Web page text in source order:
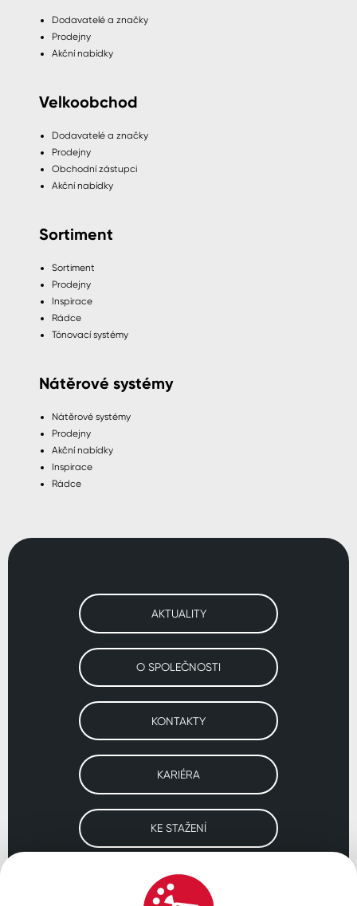
Dodavatelé a značky
Prodejny
Akční nabídky
Velkoobchod
Dodavatelé a značky
Prodejny
Obchodní zástupci
Akční nabídky
Sortiment
Sortiment
Prodejny
Inspirace
Rádce
Tónovací systémy
Nátěrové systémy
Nátěrové systémy
Prodejny
Akční nabídky
Inspirace
Rádce
AKTUALITY
O SPOLEČNOSTI
KONTAKTY
KARIÉRA
KE STAŽENÍ
Navštivte naše pobočky